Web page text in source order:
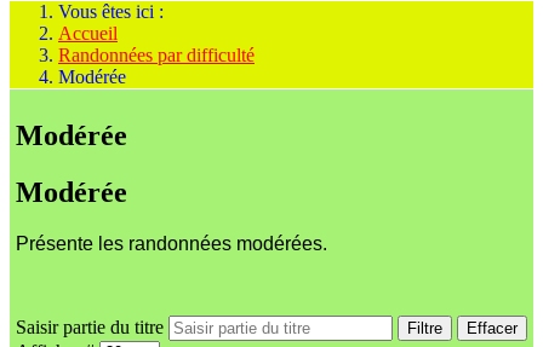
Vous êtes ici :
Accueil
Randonnées par difficulté
Modérée
Modérée
Modérée
Présente les randonnées modérées.
Saisir partie du titre Filtre Effacer